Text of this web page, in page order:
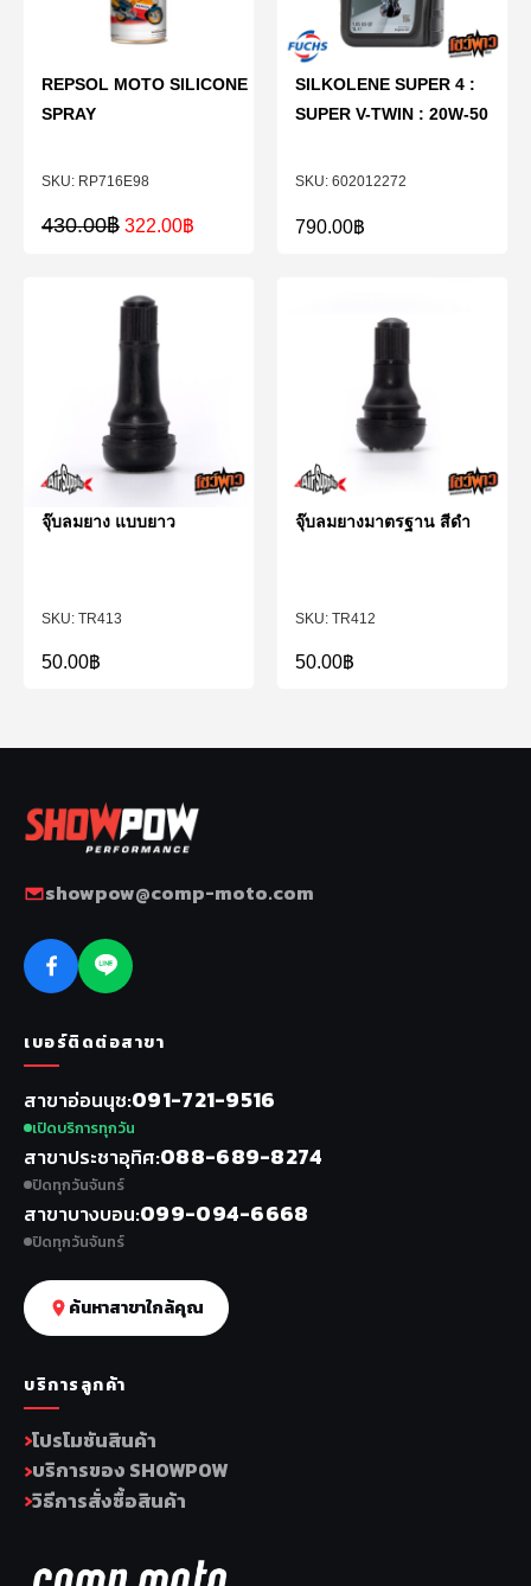
RP716E98
REPSOL MOTO SILICONE
SPRAY
430.00฿ 322.00฿
602012272
SILKOLENE SUPER 4 :
SUPER V-TWIN : 20W-50
790.00฿
TR413
จุ๊บลมยาง แบบยาว
50.00฿
TR412
จุ๊บลมยางมาตรฐาน สีดำ
50.00฿
showpow@comp-moto.com
เบอร์ติดต่อสาขา
สาขาอ่อนนุช 091-721-9516
เปิดบริการทุกวัน
สาขาประชาอุทิศ 088-689-8274
ปิดทุกวันจันทร์
สาขาบางบอน 099-094-6668
ปิดทุกวันจันทร์
ค้นหาสาขาใกล้คุณ
บริการลูกค้า
โปรโมชันสินค้า
บริการของ SHOWPOW
วิธีการสั่งซื้อสินค้า